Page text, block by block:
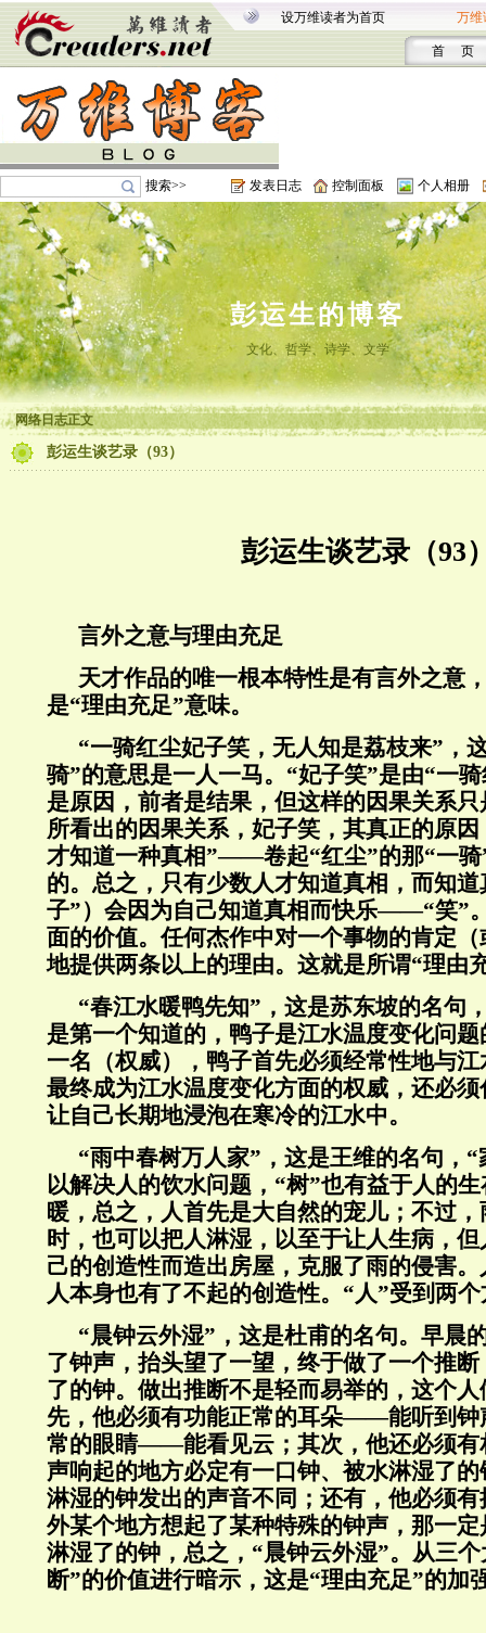
设万维读者为首页 万维
首 页
搜索>> 发表日志 控制面板 个人相册
彭运生的博客
文化、哲学、诗学、文学
网络日志正文
彭运生谈艺录（93）
彭运生谈艺录（93
言外之意与理由充足
天才作品的唯一根本特性是有言外之意
是“理由充足”意味。
“一骑红尘妃子笑，无人知是荔枝来”，
骑”的意思是一人一马。“妃子笑”是由“一
是原因，前者是结果，但这样的因果关系
所看出的因果关系，妃子笑，其真正的原
才知道一种真相”——卷起“红尘”的那“一骑
的。总之，只有少数人才知道真相，而知
子”）会因为自己知道真相而快乐——“笑”
面的价值。任何杰作中对一个事物的肯定
地提供两条以上的理由。这就是所谓“理由
“春江水暖鸭先知”，这是苏东坡的名句
是第一个知道的，鸭子是江水温度变化问
一名（权威），鸭子首先必须经常性地与
最终成为江水温度变化方面的权威，还必
让自己长期地浸泡在寒冷的江水中。
“雨中春树万人家”，这是王维的名句，
以解决人的饮水问题，“树”也有益于人的
暖，总之，人首先是大自然的宠儿；不过
时，也可以把人淋湿，以至于让人生病，
己的创造性而造出房屋，克服了雨的侵害
人本身也有了不起的创造性。“人”受到两
“晨钟云外湿”，这是杜甫的名句。早晨
了钟声，抬头望了一望，终于做了一个推
了的钟。做出推断不是轻而易举的，这个
先，他必须有功能正常的耳朵——能听到钟
常的眼睛——能看见云；其次，他还必须有
声响起的地方必定有一口钟、被水淋湿了
淋湿的钟发出的声音不同；还有，他必须
外某个地方想起了某种特殊的钟声，那一
淋湿了的钟，总之，“晨钟云外湿”。从三
断”的价值进行暗示，这是“理由充足”的加